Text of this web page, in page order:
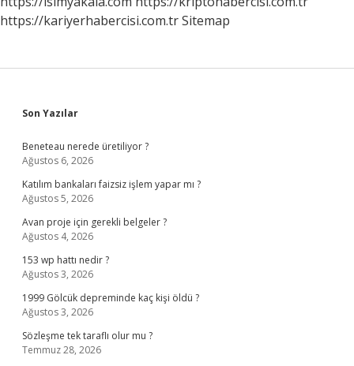
https://kariyerhabercisi.com.trSitemap
Sidebar
Son Yazılar
Beneteau nerede üretiliyor ?
Ağustos 6, 2026
Katılım bankaları faizsiz işlem yapar mı ?
Ağustos 5, 2026
Avan proje için gerekli belgeler ?
Ağustos 4, 2026
153 wp hattı nedir ?
Ağustos 3, 2026
1999 Gölcük depreminde kaç kişi öldü ?
Ağustos 3, 2026
Sözleşme tek taraflı olur mu ?
Temmuz 28, 2026